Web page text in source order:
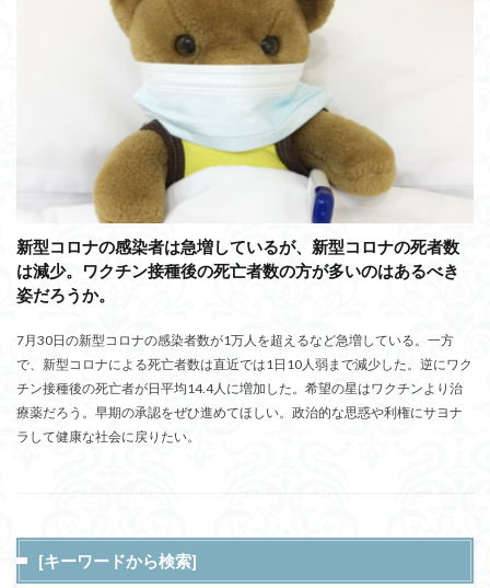
新型コロナの感染者は急増しているが、新型コロナの死者数
は減少。ワクチン接種後の死亡者数の方が多いのはあるべき
姿だろうか。
7月30日の新型コロナの感染者数が1万人を超えるなど急増している。一方
で、新型コロナによる死亡者数は直近では1日10人弱まで減少した。逆にワク
チン接種後の死亡者が日平均14.4人に増加した。希望の星はワクチンより治
療薬だろう。早期の承認をぜひ進めてほしい。政治的な思惑や利権にサヨナ
ラして健康な社会に戻りたい。
[キーワードから検索]